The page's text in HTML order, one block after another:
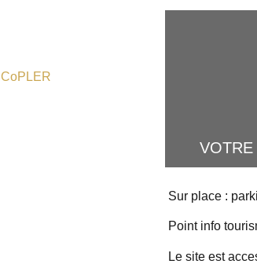
CoPLER
Sur place :
Point info
Le site est